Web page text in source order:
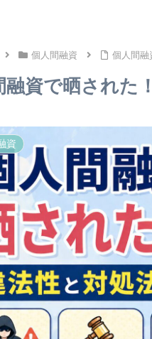
個人間融資 個人間融
融資で晒された
資